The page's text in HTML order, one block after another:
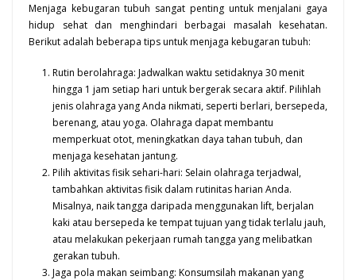
Menjaga kebugaran tubuh sangat penting untuk menjalani gaya
hidup sehat dan menghindari berbagai masalah kesehatan.
Berikut adalah beberapa tips untuk menjaga kebugaran tubuh:
Rutin berolahraga: Jadwalkan waktu setidaknya 30 menit
hingga 1 jam setiap hari untuk bergerak secara aktif. Pilihlah
jenis olahraga yang Anda nikmati, seperti berlari, bersepeda,
berenang, atau yoga. Olahraga dapat membantu
memperkuat otot, meningkatkan daya tahan tubuh, dan
menjaga kesehatan jantung.
Pilih aktivitas fisik sehari-hari: Selain olahraga terjadwal,
tambahkan aktivitas fisik dalam rutinitas harian Anda.
Misalnya, naik tangga daripada menggunakan lift, berjalan
kaki atau bersepeda ke tempat tujuan yang tidak terlalu jauh,
atau melakukan pekerjaan rumah tangga yang melibatkan
gerakan tubuh.
Jaga pola makan seimbang: Konsumsilah makanan yang